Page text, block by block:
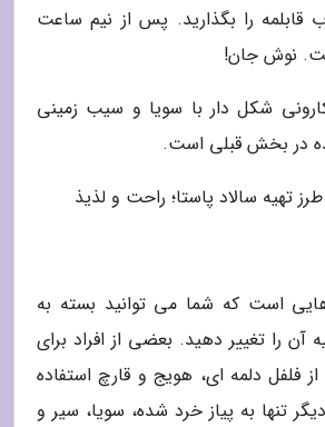
قابلمه را بگذارید. پس از نیم ساعت
نوش جان!
شکل دار با سویا و سیب زمینی
در بخش قبلی است.
تهیه سالاد پاستا؛ راحت و لذیذ
است که شما می توانید بسته به
آن را تغییر دهید. بعضی از افراد برای
از فلفل دلمه ای، هویج و قارچ استفاده
تنها به پیاز خرد شده، سویا، سیر و